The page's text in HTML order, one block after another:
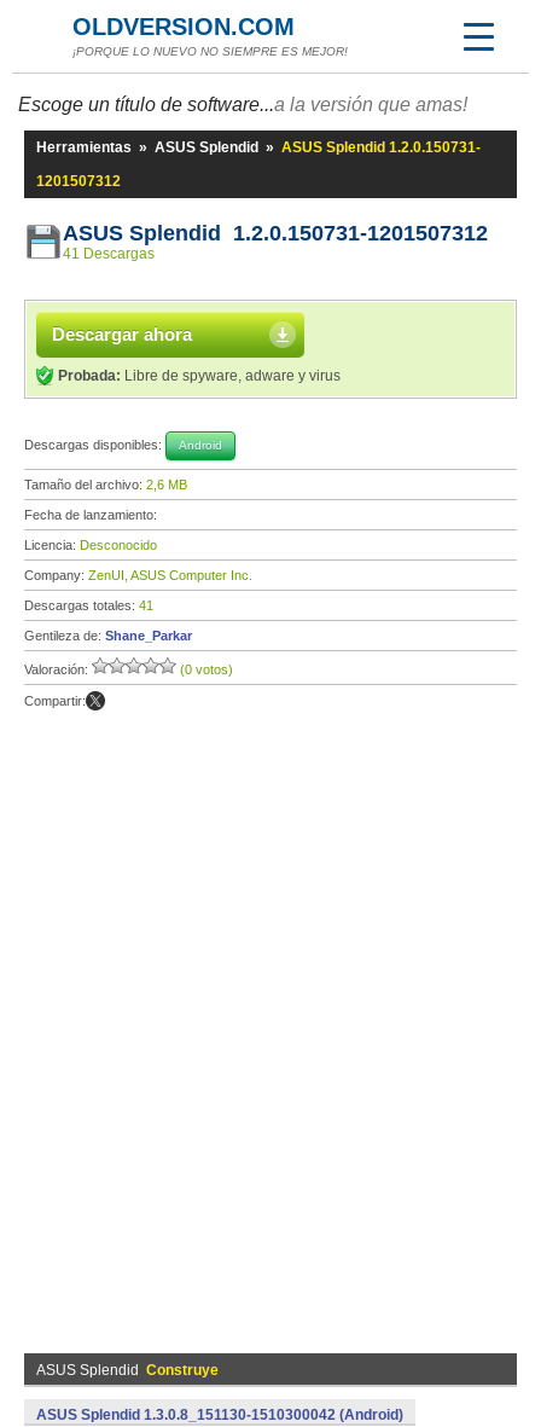
OLDVERSION.COM
¡PORQUE LO NUEVO NO SIEMPRE ES MEJOR!
Escoge un título de software...a la versión que amas!
Herramientas » ASUS Splendid » ASUS Splendid 1.2.0.150731-
1201507312
ASUS Splendid 1.2.0.150731-1201507312
41 Descargas
Descargar ahora
Probada: Libre de spyware, adware y virus
Descargas disponibles: Android
Tamaño del archivo: 2,6 MB
Fecha de lanzamiento:
Licencia: Desconocido
Company: ZenUI, ASUS Computer Inc.
Descargas totales: 41
Gentileza de: Shane_Parkar
Valoración: (0 votos)
Compartir:
ASUS Splendid Construye
ASUS Splendid 1.3.0.8_151130-1510300042 (Android)